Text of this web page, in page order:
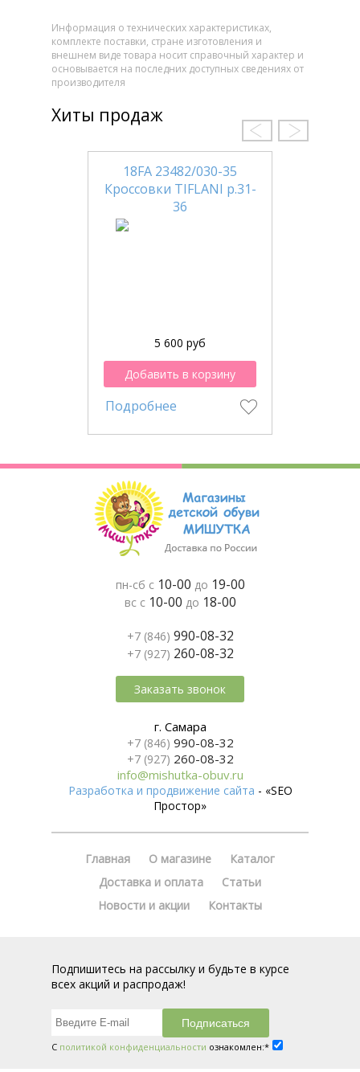
Информация о технических характеристиках,
комплекте поставки, стране изготовления и
внешнем виде товара носит справочный характер и
основывается на последних доступных сведениях от
производителя
Хиты продаж
18FA 23482/030-35
Кроссовки TIFLANI р.31-
36
5 600 руб
Добавить в корзину
Подробнее
пн-сб с 10-00 до 19-00
вс с 10-00 до 18-00
+7 (846) 990-08-32
+7 (927) 260-08-32
Заказать звонок
г. Самара
+7 (846) 990-08-32
+7 (927) 260-08-32
info@mishutka-obuv.ru
Разработка и продвижение сайта - «SEO
Простор»
Главная О магазине
Каталог
Доставка и оплата
Статьи
Новости и акции
Контакты
Подпишитесь на рассылку и будьте в курсе
всех акций и распродаж!
С политикой конфиденциальности ознакомлен:*